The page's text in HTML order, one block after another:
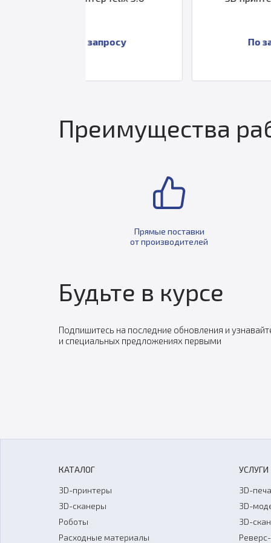
Преимущества
Прямые поставки
от производителей
Будьте в курсе
Подпишитесь на последние обновления и
и специальных предложениях первыми
КАТАЛОГ
3D-принтеры
3D-сканеры
Роботы
Расходные материалы
УСЛУГИ
3D-
3D-
3D-